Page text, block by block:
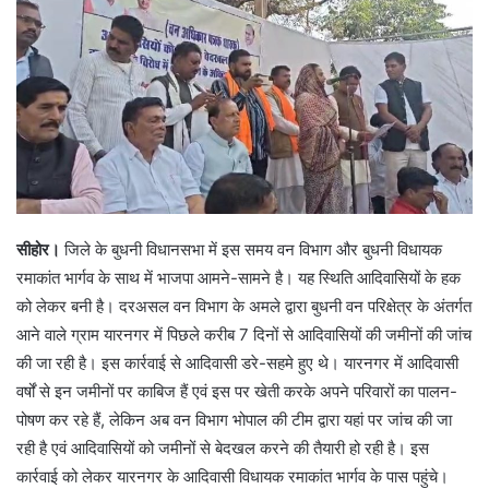
सीहोर। जिले के बुधनी विधानसभा में इस समय वन विभाग और बुधनी विधायक
रमाकांत भार्गव के साथ में भाजपा आमने-सामने है। यह स्थिति आदिवासियों के हक
को लेकर बनी है। दरअसल वन विभाग के अमले द्वारा बुधनी वन परिक्षेत्र के अंतर्गत
आने वाले ग्राम यारनगर में पिछले करीब 7 दिनों से आदिवासियों की जमीनों की जांच
की जा रही है। इस कार्रवाई से आदिवासी डरे-सहमे हुए थे। यारनगर में आदिवासी
वर्षों से इन जमीनों पर काबिज हैं एवं इस पर खेती करके अपने परिवारों का पालन-
पोषण कर रहे हैं, लेकिन अब वन विभाग भोपाल की टीम द्वारा यहां पर जांच की जा
रही है एवं आदिवासियों को जमीनों से बेदखल करने की तैयारी हो रही है। इस
कार्रवाई को लेकर यारनगर के आदिवासी विधायक रमाकांत भार्गव के पास पहुंचे।